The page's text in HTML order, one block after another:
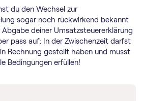
du den Wechsel zur
sogar noch rückwirkend bekannt
deiner Umsatzsteuererklärung
pass auf: In der Zwischenzeit darfst
Rechnung gestellt haben und musst
Bedingungen erfüllen!